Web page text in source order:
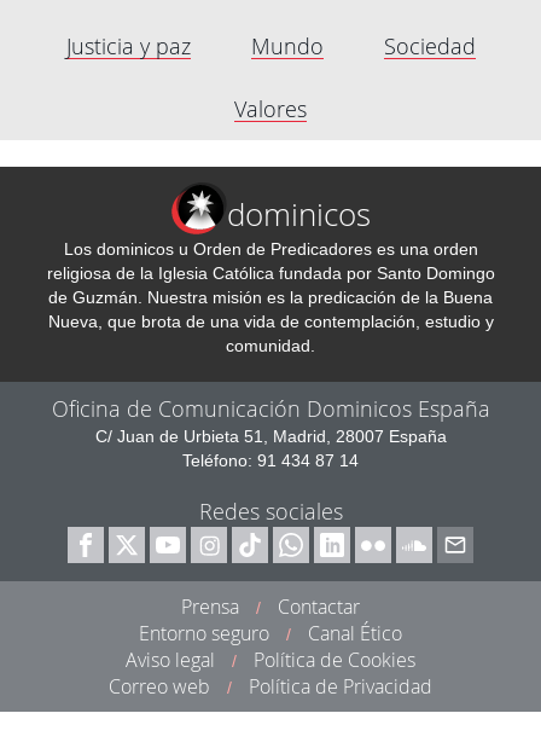
Justicia y paz Mundo Sociedad
Valores
dominicos
Los dominicos u Orden de Predicadores es una orden
religiosa de la Iglesia Católica fundada por Santo Domingo
de Guzmán. Nuestra misión es la predicación de la Buena
Nueva, que brota de una vida de contemplación, estudio y
comunidad.
Oficina de Comunicación Dominicos España
C/ Juan de Urbieta 51, Madrid, 28007 España
Teléfono: 91 434 87 14
Redes sociales
Prensa /
Contactar
Entorno seguro
/
Canal Ético
Aviso legal
/
Política de Cookies
Correo web
/ Política de Privacidad